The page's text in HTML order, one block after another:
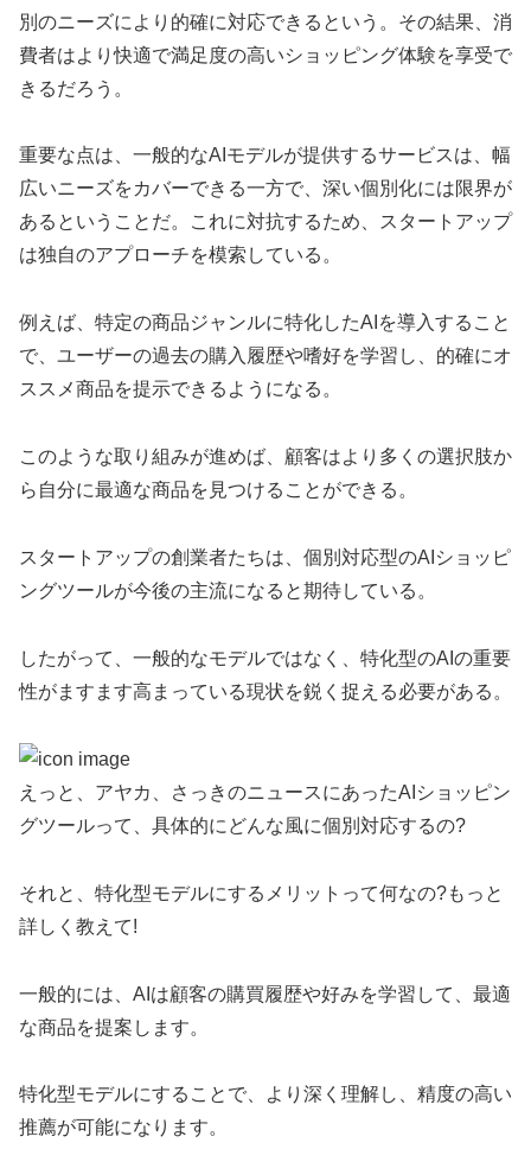
別のニーズにより的確に対応できるという。その結果、消
費者はより快適で満足度の高いショッピング体験を享受で
きるだろう。
重要な点は、一般的なAIモデルが提供するサービスは、幅
広いニーズをカバーできる一方で、深い個別化には限界が
あるということだ。これに対抗するため、スタートアップ
は独自のアプローチを模索している。
例えば、特定の商品ジャンルに特化したAIを導入すること
で、ユーザーの過去の購入履歴や嗜好を学習し、的確にオ
ススメ商品を提示できるようになる。
このような取り組みが進めば、顧客はより多くの選択肢か
ら自分に最適な商品を見つけることができる。
スタートアップの創業者たちは、個別対応型のAIショッピ
ングツールが今後の主流になると期待している。
したがって、一般的なモデルではなく、特化型のAIの重要
性がますます高まっている現状を鋭く捉える必要がある。
えっと、アヤカ、さっきのニュースにあったAIショッピン
グツールって、具体的にどんな風に個別対応するの?
それと、特化型モデルにするメリットって何なの?もっと
詳しく教えて!
一般的には、AIは顧客の購買履歴や好みを学習して、最適
な商品を提案します。
特化型モデルにすることで、より深く理解し、精度の高い
推薦が可能になります。